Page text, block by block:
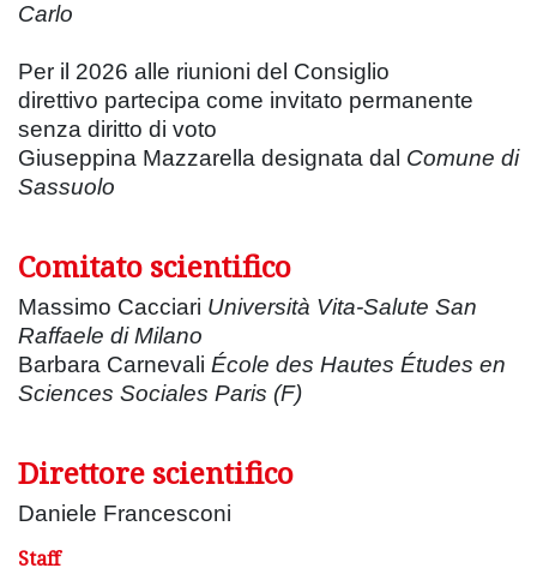
Carlo
Per il 2026 alle riunioni del Consiglio
direttivo partecipa come invitato permanente
senza diritto di voto
Giuseppina Mazzarella designata dal Comune di
Sassuolo
Comitato scientifico
Massimo Cacciari Università Vita-Salute San
Raffaele di Milano
Barbara Carnevali École des Hautes Études en
Sciences Sociales Paris (F)
Direttore scientifico
Daniele Francesconi
Staff